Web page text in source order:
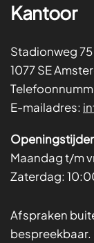
Kantoor
Stadionweg
1077 SE
E-mailadres:
Maandag t/m
Zaterdag:
Afspraken
bespreekbaar.